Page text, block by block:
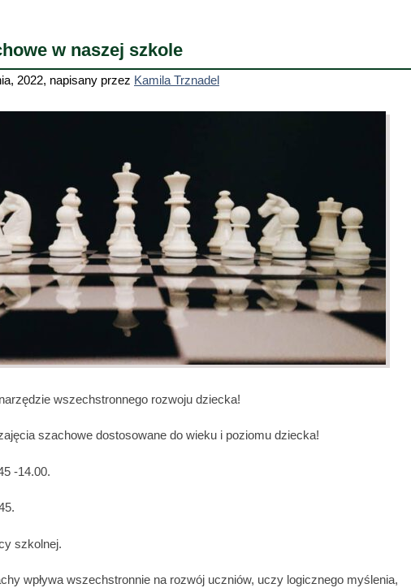
w naszej szkole
2022, napisany przez Kamila Trznadel
wszechstronnego rozwoju dziecka!
szachowe dostosowane do wieku i poziomu dziecka!
-14.00.
szkolnej.
wpływa wszechstronnie na rozwój uczniów, uczy logicznego myślenia,